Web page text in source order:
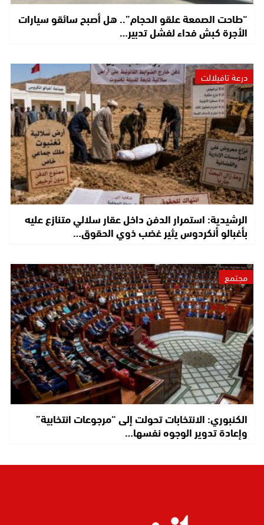
“طاحت الصمعة علقو الحجام”.. هل أصبح سائقو سيارات
الأجرة كبش فداء لفشل تدبير…
درعة تافيلالت
الرشيدية: استمرار الدفن داخل عقار سلالي متنازع عليه
بأغبالو أنكردوس يثير غضب ذوي الحقوق…
مجتمع
الكنبوري: الانتخابات تحولت إلى “مرجوعات انتخابية”
وإعادة تدوير الوجوه نفسها…